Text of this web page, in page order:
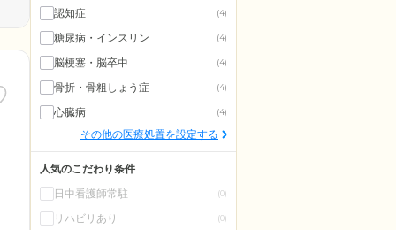
認知症
(4)
糖尿病・インスリン (4)
脳梗塞・脳卒中 (4)
骨折・骨粗しょう症 (4)
心臓病 (4)
その他の医療処置を設定する
人気のこだわり条件
日中看護師常駐
(0)
リハビリあり (0)